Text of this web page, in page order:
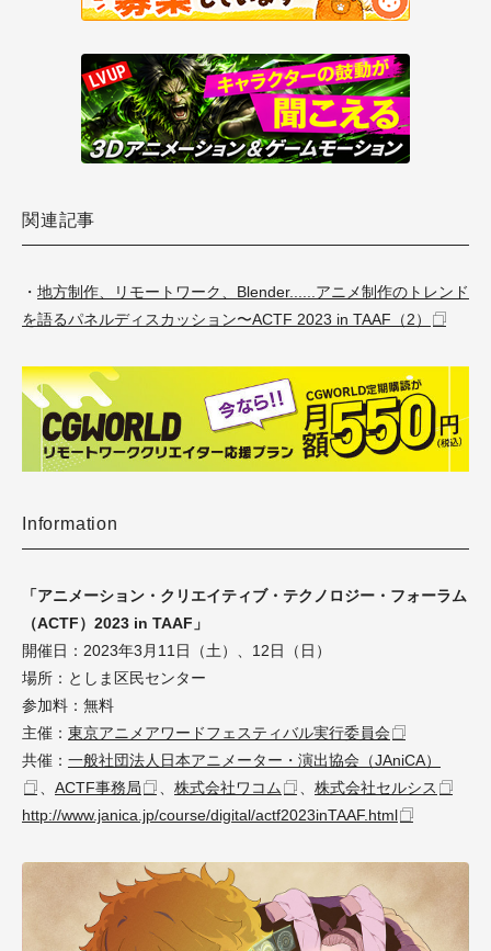
関連記事
・ 地方制作、リモートワーク、Blender......アニメ制作のトレンド
を語るパネルディスカッション〜ACTF 2023 in TAAF（2）
Information
「アニメーション・クリエイティブ・テクノロジー・フォーラム
（ACTF）2023 in TAAF」
開催日：2023年3月11日（土）、12日（日）
場所：としま区民センター
参加料：無料
主催： 東京アニメアワードフェスティバル実行委員会
共催： 一般社団法人日本アニメーター・演出協会（JAniCA）
ACTF事務局 株式会社ワコム
株式会社セルシス
http://www.janica.jp/course/digital/actf2023inTAAF.html